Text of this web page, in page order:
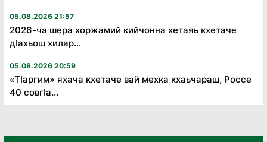
05.08.2026 21:57
2026-ча шера хоржамий кийчонна хетаяь кхетаче
дӏахьош хилар...
05.08.2026 20:59
«Тӏаргим» яхача кхетаче вай мехка кхаьчараш, Россе
40 совгӏа...